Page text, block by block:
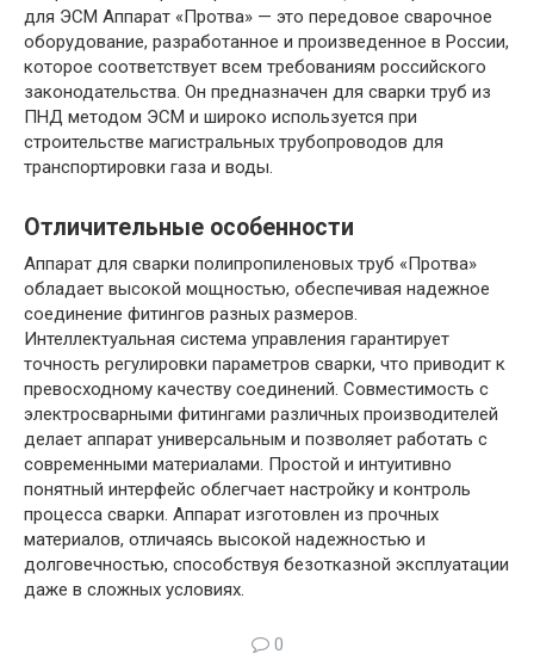
для ЭСМ Аппарат «Протва» — это передовое сварочное
оборудование, разработанное и произведенное в России,
которое соответствует всем требованиям российского
законодательства. Он предназначен для сварки труб из
ПНД методом ЭСМ и широко используется при
строительстве магистральных трубопроводов для
транспортировки газа и воды.
Отличительные особенности
Аппарат для сварки полипропиленовых труб «Протва»
обладает высокой мощностью, обеспечивая надежное
соединение фитингов разных размеров.
Интеллектуальная система управления гарантирует
точность регулировки параметров сварки, что приводит к
превосходному качеству соединений. Совместимость с
электросварными фитингами различных производителей
делает аппарат универсальным и позволяет работать с
современными материалами. Простой и интуитивно
понятный интерфейс облегчает настройку и контроль
процесса сварки. Аппарат изготовлен из прочных
материалов, отличаясь высокой надежностью и
долговечностью, способствуя безотказной эксплуатации
даже в сложных условиях.
0